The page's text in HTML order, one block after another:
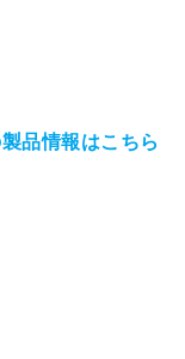
品情報はこちら